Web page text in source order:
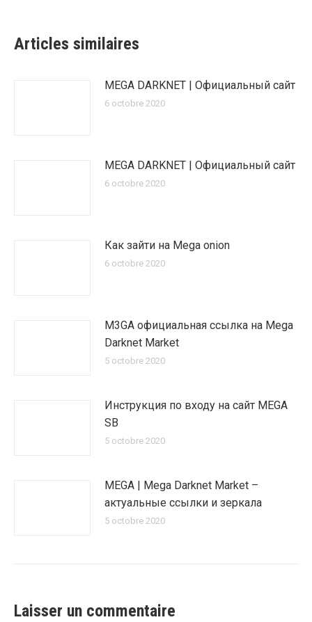
Articles similaires
MEGA DARKNET | Официальный сайт
6 octobre 2020
MEGA DARKNET | Официальный сайт
6 octobre 2020
Как зайти на Mega onion
6 octobre 2020
M3GA официальная ссылка на Mega
Darknet Market
5 octobre 2020
Инструкция по входу на сайт MEGA
SB
5 octobre 2020
MEGA | Mega Darknet Market –
актуальные ссылки и зеркала
5 octobre 2020
Laisser un commentaire